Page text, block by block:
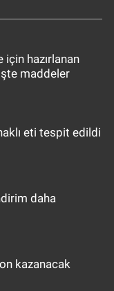
için hazırlanan
maddeler
eti tespit edildi
daha
kazanacak